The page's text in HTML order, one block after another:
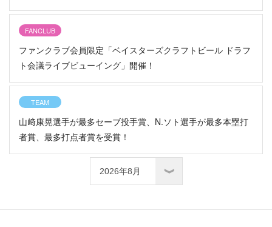
FANCLUB
ファンクラブ会員限定「ベイスターズクラフトビール ドラフ
ト会議ライブビューイング」開催！
TEAM
山﨑康晃選手が最多セーブ投手賞、N.ソト選手が最多本塁打
者賞、最多打点者賞を受賞！